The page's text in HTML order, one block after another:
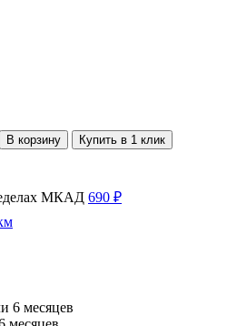
В корзину Купить в 1 клик
МКАД 690 ₽